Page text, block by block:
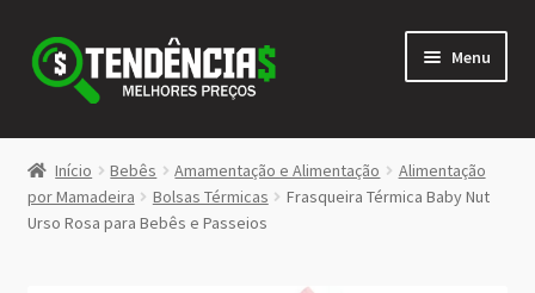
Pular
para
navegação
Pular
para
conteúdo
Menu
LOJA
<>
Início Bebês Amamentação e Alimentação
Alimentação
por Mamadeira
Bolsas Térmicas
Frasqueira Térmica Baby Nut
Urso Rosa para Bebês e Passeios